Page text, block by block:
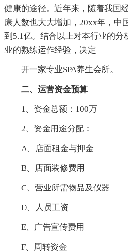
健康的途径。近年来，随着我国
康人数也大大增加，20xx年，中
到5.1亿。结合以上对本行业的分
业的熟练运作经验，决定
开一家专业SPA养生会所。
二、运营资金预算
1、资金总额：100万
2、资金用途分配：
A、店面租金与押金
B、店面装修费用
C、营业所需物品及仪器
D、人员工资
E、广告宣传费用
F、周转资金